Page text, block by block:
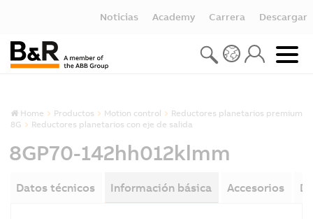
Noticias Academy Carrera Descargar
Home Productos Motion control
Reductores planetarios premium
8G
Reductores planetarios con eje de salida
8GP70-142hh012klmm
Datos técnicos Información básica Accesorios